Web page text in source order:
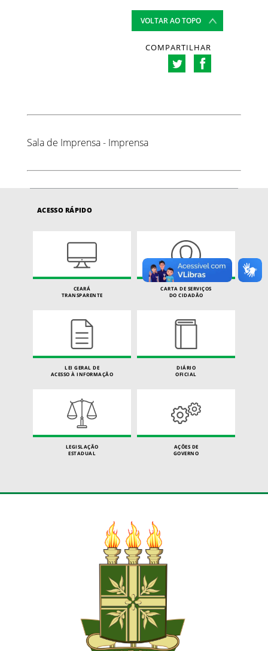
VOLTAR AO TOPO
COMPARTILHAR
Sala de Imprensa - Imprensa
ACESSO RÁPIDO
CEARÁ
TRANSPARENTE
CARTA DE SERVIÇOS
DO CIDADÃO
LEI GERAL DE
ACESSO À INFORMAÇÃO
DIÁRIO
OFICIAL
LEGISLAÇÃO
ESTADUAL
AÇÕES DE
GOVERNO